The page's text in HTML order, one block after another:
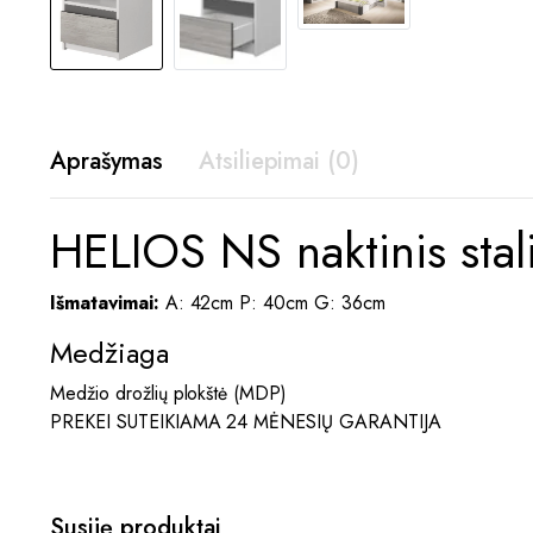
Aprašymas Atsiliepimai (0)
HELIOS NS naktinis
Išmatavimai: A: 42cm P: 40cm G: 36cm
Medžiaga
Medžio drožlių plokštė (MDP)
PREKEI SUTEIKIAMA 24 MĖNESIŲ GARANTIJA